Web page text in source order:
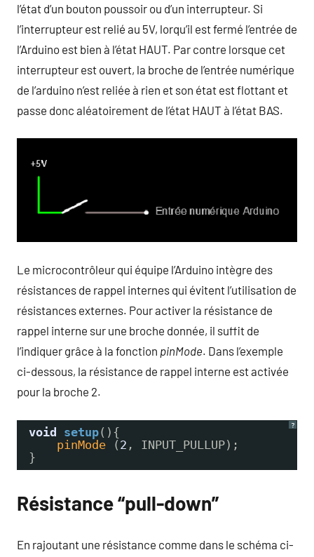
l’état d’un bouton poussoir ou d’un interrupteur. Si
l’interrupteur est relié au 5V, lorqu’il est fermé l’entrée de
l’Arduino est bien à l’état HAUT. Par contre lorsque cet
interrupteur est ouvert, la broche de l’entrée numérique
de l’arduino n’est reliée à rien et son état est flottant et
passe donc aléatoirement de l’état HAUT à l’état BAS.
Le microcontrôleur qui équipe l’Arduino intègre des
résistances de rappel internes qui évitent l’utilisation de
résistances externes. Pour activer la résistance de
rappel interne sur une broche donnée, il suffit de
l’indiquer grâce à la fonction pinMode. Dans l’exemple
ci-dessous, la résistance de rappel interne est activée
pour la broche 2.
?
void setup(){
pinMode
( 2 , INPUT_PULLUP);
}
Résistance “pull-down”
En rajoutant une résistance comme dans le schéma ci-